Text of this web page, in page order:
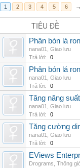
1 2 3 4 5 6 →
TIÊU ĐỀ
Phân bón lá
nana01
Giao lưu
Trả lời:
0
Phân bón lá
nana01
Giao lưu
Trả lời:
0
Tăng năng
nana01
Giao lưu
Trả lời:
0
Tăng cường
nana01
Giao lưu
Trả lời:
0
EViews
Drograms Thông